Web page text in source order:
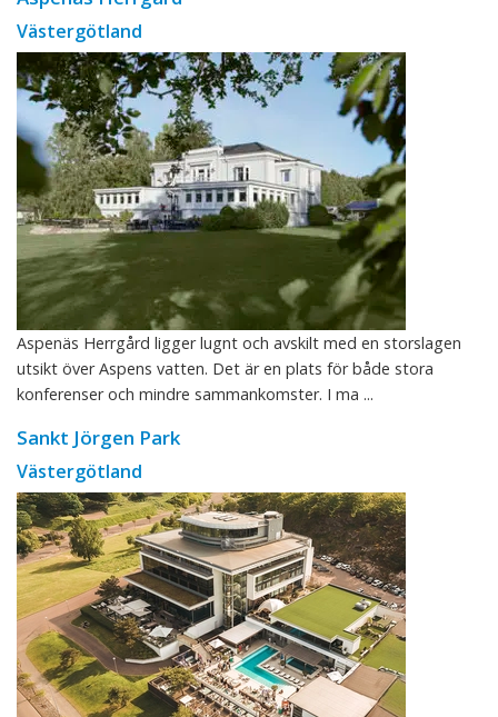
Västergötland
Aspenäs Herrgård ligger lugnt och avskilt med en storslagen
utsikt över Aspens vatten. Det är en plats för både stora
konferenser och mindre sammankomster. I ma ...
Sankt Jörgen Park
Västergötland